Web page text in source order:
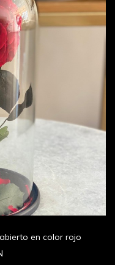
en color rojo